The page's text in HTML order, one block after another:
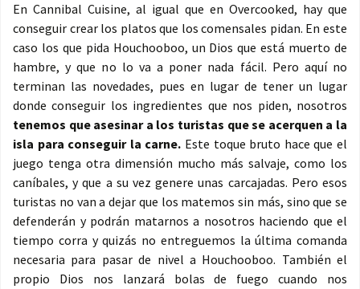
En Cannibal Cuisine, al igual que en Overcooked, hay que
conseguir crear los platos que los comensales pidan. En este
caso los que pida Houchooboo, un Dios que está muerto de
hambre, y que no lo va a poner nada fácil. Pero aquí no
terminan las novedades, pues en lugar de tener un lugar
donde conseguir los ingredientes que nos piden, nosotros
tenemos que asesinar a los turistas que se acerquen a la
isla para conseguir la carne. Este toque bruto hace que el
juego tenga otra dimensión mucho más salvaje, como los
caníbales, y que a su vez genere unas carcajadas. Pero esos
turistas no van a dejar que los matemos sin más, sino que se
defenderán y podrán matarnos a nosotros haciendo que el
tiempo corra y quizás no entreguemos la última comanda
necesaria para pasar de nivel a Houchooboo. También el
propio Dios nos lanzará bolas de fuego cuando nos